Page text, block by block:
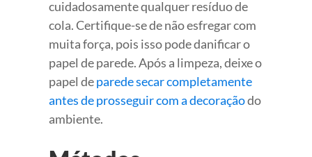
cuidadosamente qualquer resíduo de
cola. Certifique-se de não esfregar com
muita força, pois isso pode danificar o
papel de parede. Após a limpeza, deixe o
papel deparede secar completamente
antes de prosseguir com a decoraçãodo
ambiente.